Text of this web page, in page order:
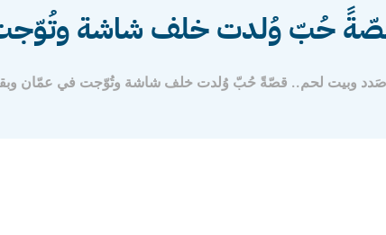
حُبّ وُلدت خلف شاشة
صَدد وبيت لحم.. قصّةً حُبّ وُلدت خلف شاشة وتُوّجت في عمّان